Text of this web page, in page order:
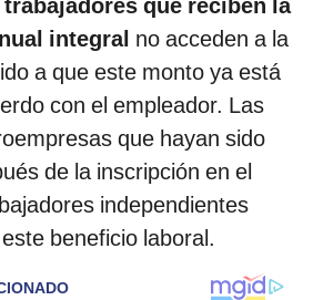
integral no acceden a la
a que este monto ya está
con el empleador. Las
que hayan sido
de la inscripción en el
independientes
beneficio laboral.